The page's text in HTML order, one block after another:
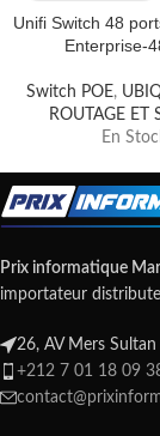
Unifi Switch 48
Enterprise-
Switch POE,
ROUTAGE ET
En
Prix informatique
importateur
26, AV Mers Sultan
+212 7 01 18 09